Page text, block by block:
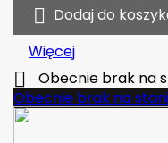
 Dodaj do
Więcej

Obecnie brak na
Obecnie brak na